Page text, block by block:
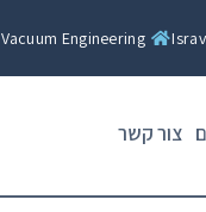
Vacuum Engineering
צור קשר